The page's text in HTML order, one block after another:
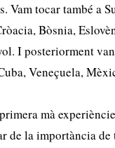
Vam tocar també a
Bòsnia,
I posteriorment
Veneçuela,
mà
de la importància